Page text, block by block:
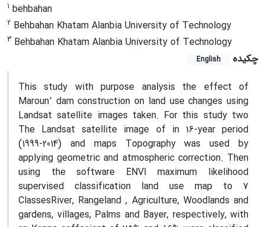
1 behbahan
2 Behbahan Khatam Alanbia University of Technology
3 Behbahan Khatam Alanbia University of Technology
چکیده
English
This study with purpose analysis the effect of
Maroun՚ dam construction on land use changes using
Landsat satellite images taken. For this study two
The Landsat satellite image of in 16-year period
(1999-2014) and maps Topography was used by
applying geometric and atmospheric correction. Then
using the software ENVI maximum likelihood
supervised classification land use map to 7
ClassesRiver, Rangeland , Agriculture, Woodlands and
gardens, villages, Palms and Bayer, respectively, with